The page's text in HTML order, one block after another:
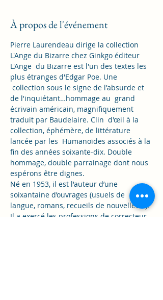
À propos de l'événement
Pierre Laurendeau dirige la collection
L'Ange du Bizarre chez Ginkgo éditeur
L'Ange  du Bizarre est l'un des textes les
plus étranges d'Edgar Poe. Une
collection sous le signe de l'absurde et
de l'inquiétant…hommage au  grand
écrivain américain, magnifiquement
traduit par Baudelaire. Clin  d'œil à la
collection, éphémère, de littérature
lancée par les  Humanoïdes associés à la
fin des années soixante-dix. Double
hommage, double parrainage dont nous
espérons être dignes.
Né en 1953, il est l'auteur d’une
soixantaine d’ouvrages (usuels de
langue, romans, recueils de nouvelles...).
Il a exercé les professions de correcteur